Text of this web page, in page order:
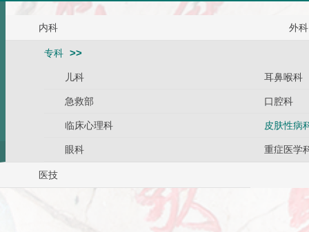
内科 外科
专科
儿科 耳鼻喉科
急救部 口腔科
临床心理科 皮肤性病
眼科 重症医学
医技